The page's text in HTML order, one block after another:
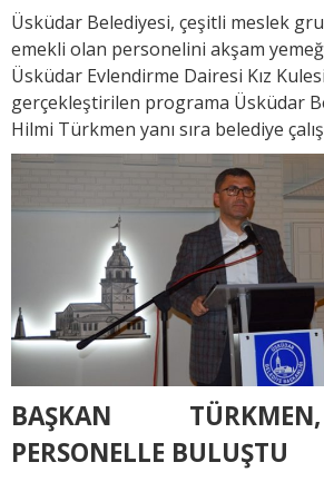
Üsküdar Belediyesi, çeşitli meslek
emekli olan personelini akşam
Üsküdar Evlendirme Dairesi Kız
gerçekleştirilen programa Üsküdar
Hilmi Türkmen yanı sıra belediye
BAŞKAN
PERSONELLE BULUŞTU